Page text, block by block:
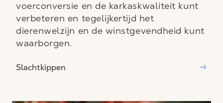
voerconversie en de karkaskwaliteit kunt
verbeteren en tegelijkertijd het
dierenwelzijn en de winstgevendheid kunt
waarborgen.
Slachtkippen